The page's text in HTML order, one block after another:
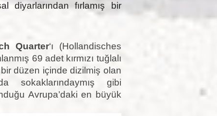
diyarlarından fırlamış bir
Quarter‘ı (Hollandisches
69 adet kırmızı tuğlalı
düzen içinde dizilmiş olan
sokaklarındaymış gibi
Avrupa’daki en büyük